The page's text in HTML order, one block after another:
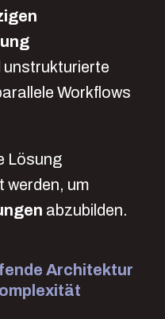
unstrukturierte
Workflows
Lösung
werden, um
abzubilden.
Architektur